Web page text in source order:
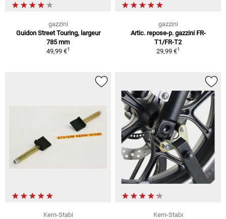
gazzini
Guidon Street Touring, largeur
785 mm
49,99 €1
gazzini
Artic. repose-p. gazzini FR-
T1/FR-T2
29,99 €1
Kern-Stabi
Kern-Stabi